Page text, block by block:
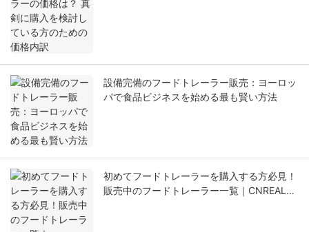
設備完備のフードトレーラー販売：ヨーロッ
パで食品ビジネスを始める最も賢い方法
初めてフードトレーラーを購入する方必見！
販売中のフードトレーラー一覧｜CNREALLY